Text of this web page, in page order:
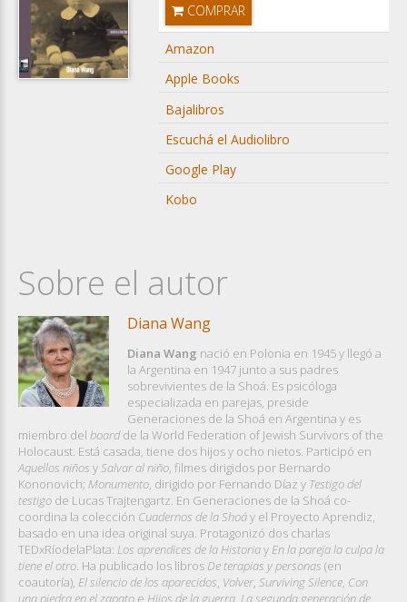
COMPRAR
Amazon
Apple Books
Bajalibros
Escuchá el Audiolibro
Google Play
Kobo
Sobre el autor
Diana Wang
Diana Wang nació en Polonia en 1945 y llegó a
la Argentina en 1947 junto a sus padres
sobrevivientes de la Shoá. Es psicóloga
especializada en parejas, preside
Generaciones de la Shoá en Argentina y es
miembro del boardde la World Federation of Jewish Survivors of the
Holocaust. Está casada, tiene dos hijos y ocho nietos. Participó en
Aquellos niños ySalvar al niño, filmes dirigidos por Bernardo
Kononovich; Monumento, dirigido por Fernando Díaz y Testigo del
testigo de Lucas Trajtengartz. En Generaciones de la Shoá co-
coordina la colección Cuadernos de la Shoáy el Proyecto Aprendiz,
basado en una idea original suya. Protagonizó dos charlas
TEDxRíodelaPlata: Los aprendices de la HistoriayEn la pareja la culpa la
tiene el otro. Ha publicado los librosDe terapias y personas (en
coautoría), El silencio de los aparecidos, Volver, Surviving Silence, Con
una piedra en el zapato e Hijos de la guerra. La segunda generación de